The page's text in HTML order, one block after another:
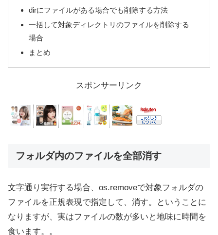
dirにファイルがある場合でも削除する方法
一括して対象ディレクトリのファイルを削除する
場合
まとめ
スポンサーリンク
フォルダ内のファイルを全部消す
文字通り実行する場合、os.removeで対象フォルダの
ファイルを正規表現で指定して、消す。ということに
なりますが、実はファイルの数が多いと地味に時間を
食います。。